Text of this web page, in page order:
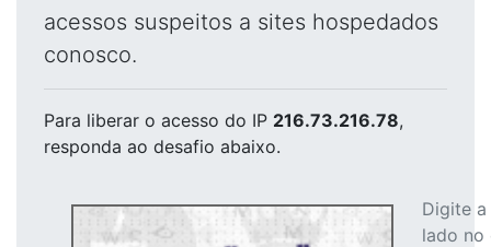
acessos suspeitos a sites hospedados
conosco.
Para liberar o acesso do IP 216.73.216.78,
responda ao desafio abaixo.
Digite
lado no